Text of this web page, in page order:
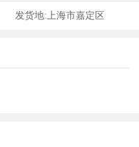
发货地:上海市嘉定区